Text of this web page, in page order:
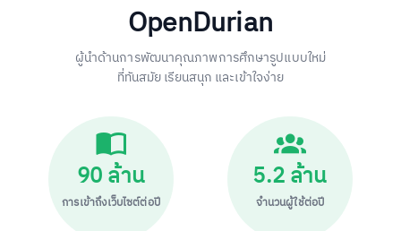
OpenDurian
ผู้นำด้านการพัฒนาคุณภาพการศึกษารูปแบบใหม่
ที่ทันสมัย เรียนสนุก และเข้าใจง่าย
90 ล้าน
การเข้าถึงเว็บไซต์ต่อปี
5.2 ล้าน
จำนวนผู้ใช้ต่อปี